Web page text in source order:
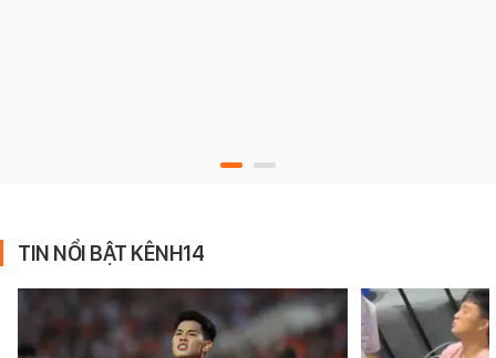
TIN NỔI BẬT KÊNH14